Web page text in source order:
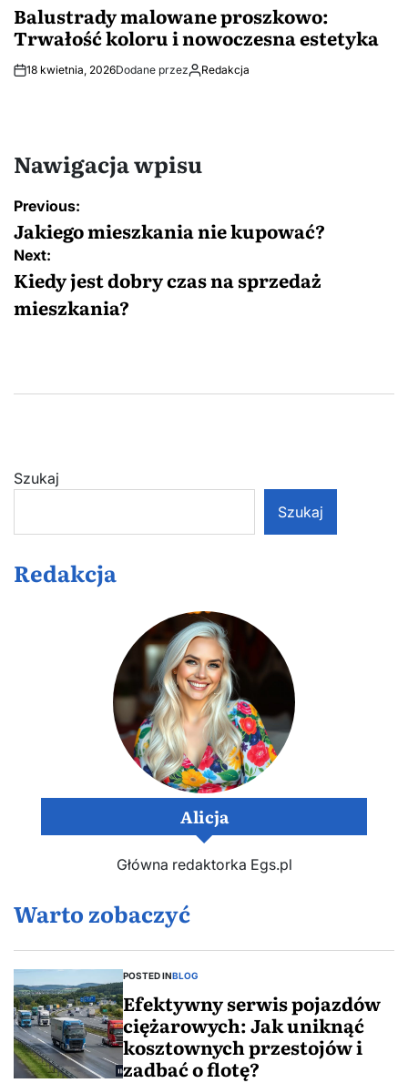
Balustrady malowane proszkowo:
Trwałość koloru i nowoczesna estetyka
18 kwietnia, 2026Dodane przez Redakcja
Nawigacja wpisu
Previous:
Jakiego mieszkania nie kupować?
Next:
Kiedy jest dobry czas na sprzedaż
mieszkania?
Szukaj
Szukaj
Redakcja
Alicja
Główna redaktorka Egs.pl
Warto zobaczyć
POSTED INBLOG
Efektywny serwis pojazdów
ciężarowych: Jak uniknąć
kosztownych przestojów i
zadbać o flotę?